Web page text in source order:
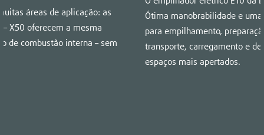
áreas de aplicação: as
X50 oferecem a mesma
de combustão interna – sem
Ótima manobrabilidade e
para empilhamento,
transporte, carregamento e
espaços mais apertados.